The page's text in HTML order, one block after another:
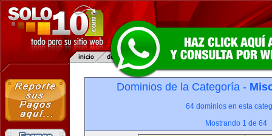
Dominios de la Categoría -
64 dominios en esta
Mostrando 1 de 64